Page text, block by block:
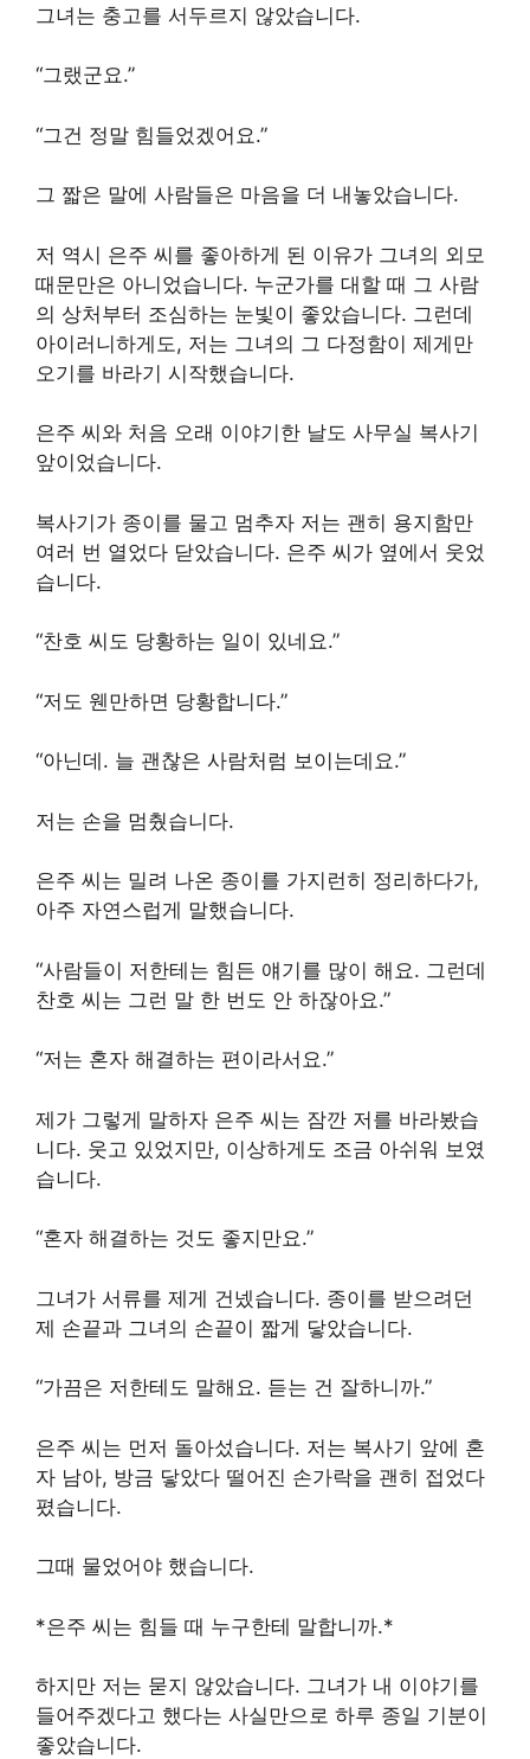
그녀는 충고를 서두르지 않았습니다.
“그랬군요.”
“그건 정말 힘들었겠어요.”
그 짧은 말에 사람들은 마음을 더 내놓았습니다.
저 역시 은주 씨를 좋아하게 된 이유가 그녀의 외모
때문만은 아니었습니다. 누군가를 대할 때 그 사람
의 상처부터 조심하는 눈빛이 좋았습니다. 그런데
아이러니하게도, 저는 그녀의 그 다정함이 제게만
오기를 바라기 시작했습니다.
은주 씨와 처음 오래 이야기한 날도 사무실 복사기
앞이었습니다.
복사기가 종이를 물고 멈추자 저는 괜히 용지함만
여러 번 열었다 닫았습니다. 은주 씨가 옆에서 웃었
습니다.
“찬호 씨도 당황하는 일이 있네요.”
“저도 웬만하면 당황합니다.”
“아닌데. 늘 괜찮은 사람처럼 보이는데요.”
저는 손을 멈췄습니다.
은주 씨는 밀려 나온 종이를 가지런히 정리하다가,
아주 자연스럽게 말했습니다.
“사람들이 저한테는 힘든 얘기를 많이 해요. 그런데
찬호 씨는 그런 말 한 번도 안 하잖아요.”
“저는 혼자 해결하는 편이라서요.”
제가 그렇게 말하자 은주 씨는 잠깐 저를 바라봤습
니다. 웃고 있었지만, 이상하게도 조금 아쉬워 보였
습니다.
“혼자 해결하는 것도 좋지만요.”
그녀가 서류를 제게 건넸습니다. 종이를 받으려던
제 손끝과 그녀의 손끝이 짧게 닿았습니다.
“가끔은 저한테도 말해요. 듣는 건 잘하니까.”
은주 씨는 먼저 돌아섰습니다. 저는 복사기 앞에 혼
자 남아, 방금 닿았다 떨어진 손가락을 괜히 접었다
폈습니다.
그때 물었어야 했습니다.
*은주 씨는 힘들 때 누구한테 말합니까.*
하지만 저는 묻지 않았습니다. 그녀가 내 이야기를
들어주겠다고 했다는 사실만으로 하루 종일 기분이
좋았습니다.